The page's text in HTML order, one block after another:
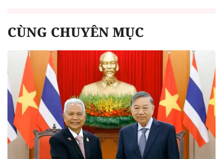
CÙNG CHUYÊN MỤC